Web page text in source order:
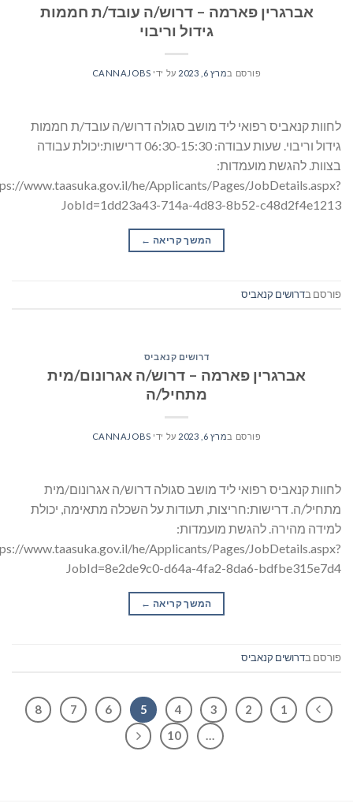
אברגרין פארמה – דרוש/ה עובד/ת חממות
גידול וריבוי
פורסם במרץ 6, 2023 על ידי CANNAJOBS
לחוות קנאביס רפואי ליד מושב סגולה דרוש/ה עובד/ת חממות
גידול וריבוי. שעות עבודה: 06:30-15:30 דרישות:יכולת עבודה
בצוות. להגשת מועמדות:
www.taasuka.gov.il/he/Applicants/Pages/JobDetails.aspx?
JobId=1dd23a43-714a-4d83-8b52-c48d2f4e1213
המשך קריאה →
פורסם בדרושים קנאביס
דרושים קנאביס
אברגרין פארמה – דרוש/ה אגרונום/מית
מתחיל/ה
פורסם במרץ 6, 2023 על ידי CANNAJOBS
לחוות קנאביס רפואי ליד מושב סגולה דרוש/ה אגרונום/מית
מתחיל/ה. דרישות:חריצות, תעודות על השכלה מתאימה, יכולת
למידה מהירה. להגשת מועמדות:
www.taasuka.gov.il/he/Applicants/Pages/JobDetails.aspx?
JobId=8e2de9c0-d64a-4fa2-8da6-bdfbe315e7d4
המשך קריאה →
פורסם בדרושים קנאביס
1
2
3
4
5
6
7
8
…
10